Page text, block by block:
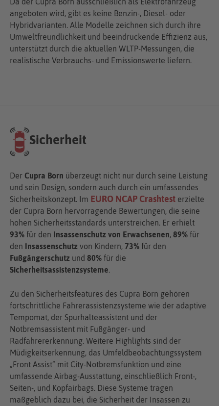
angeboten wird, gibt es keine Benzin-, Diesel- oder
Hybridvarianten. Alle Modelle zeichnen sich durch ihre
Umweltfreundlichkeit und beeindruckende Effizienz aus,
unterstützt durch die aktuellen WLTP-Messungen, die
realistische Verbrauchs- und Emissionswerte liefern.
Sicherheit
Der Cupra Born überzeugt nicht nur durch seine Leistung
und sein Design, sondern auch durch ein umfassendes
Sicherheitskonzept. Im EURO NCAP Crashtest erzielte
der Cupra Born hervorragende Bewertungen, die seine
hohen Sicherheitsstandards unterstreichen. Er erhielt
93% für den Insassenschutz von Erwachsenen, 89% für
den Insassenschutz von Kindern, 73% für den
Fußgängerschutz und 80% für die
Sicherheitsassistenzsysteme.
Zu den Sicherheitsfeatures des Cupra Born gehören
fortschrittliche Fahrerassistenzsysteme wie der adaptive
Tempomat, der Spurhalteassistent und der
Notbremsassistent mit Fußgänger- und
Radfahrererkennung. Weitere Highlights sind der
Müdigkeitserkennung, das Umfeldbeobachtungssystem
„Front Assist“ mit City-Notbremsfunktion und eine
umfassende Airbag-Ausstattung, einschließlich Front-,
Seiten-, und Kopfairbags. Diese Systeme tragen
maßgeblich dazu bei, die Sicherheit der Insassen zu